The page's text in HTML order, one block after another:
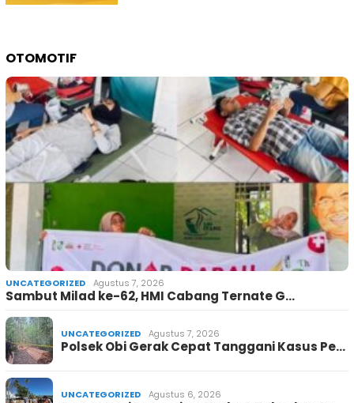
OTOMOTIF
UNCATEGORIZED Agustus 7, 2026
Sambut Milad ke-62, HMI Cabang Ternate G…
UNCATEGORIZED Agustus 7, 2026
Polsek Obi Gerak Cepat Tanggani Kasus Pe…
UNCATEGORIZED Agustus 6, 2026